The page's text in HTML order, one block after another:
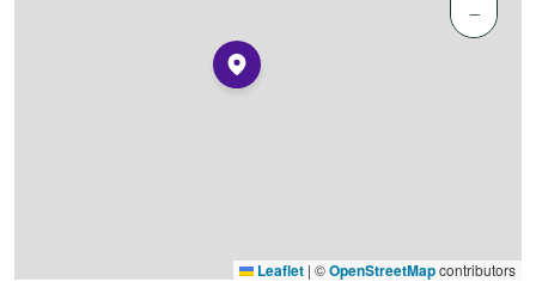
−
Leaflet | ©OpenStreetMapcontributors